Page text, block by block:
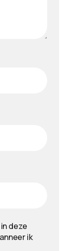
deze
ik